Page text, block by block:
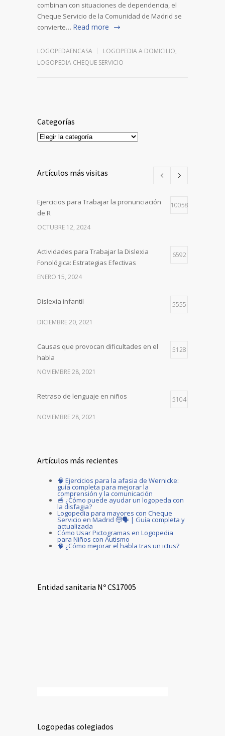
combinan con situaciones de dependencia, el
Cheque Servicio de la Comunidad de Madrid se
convierte… Read more
LOGOPEDAENCASA LOGOPEDIA A DOMICILIO,
LOGOPEDIA CHEQUE SERVICIO
Categorías
Categorías
Artículos más visitas
Ejercicios para Trabajar la pronunciación
de R
10058
OCTUBRE 12, 2024
Actividades para Trabajar la Dislexia
Fonológica: Estrategias Efectivas
6592
ENERO 15, 2024
Dislexia infantil 5555
DICIEMBRE 20, 2021
Causas que provocan dificultades en el
habla
5128
NOVIEMBRE 28, 2021
Retraso de lenguaje en niños 5104
NOVIEMBRE 28, 2021
Artículos más recientes
🧠 Ejercicios para la afasia de Wernicke:
guía completa para mejorar la
comprensión y la comunicación
🥣 ¿Cómo puede ayudar un logopeda con
la disfagia?
Logopedia para mayores con Cheque
Servicio en Madrid 🧓🗣️ | Guía completa y
actualizada
Cómo Usar Pictogramas en Logopedia
para Niños con Autismo
🧠 ¿Cómo mejorar el habla tras un ictus?
Entidad sanitaria Nº CS17005
Logopedas colegiados